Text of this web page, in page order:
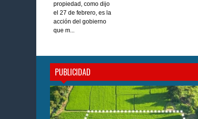
propiedad, como dijo
el 27 de febrero, es la
acción del gobierno
que m...
PUBLICIDAD